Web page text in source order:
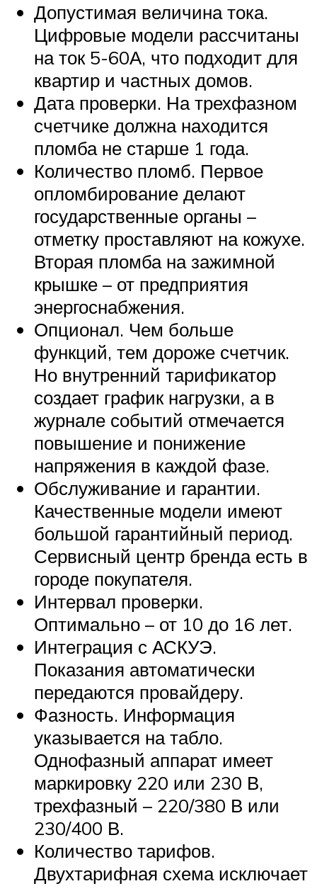
Допустимая величина тока.
Цифровые модели рассчитаны
на ток 5-60А, что подходит для
квартир и частных домов.
Дата проверки. На трехфазном
счетчике должна находится
пломба не старше 1 года.
Количество пломб. Первое
опломбирование делают
государственные органы –
отметку проставляют на кожухе.
Вторая пломба на зажимной
крышке – от предприятия
энергоснабжения.
Опционал. Чем больше
функций, тем дороже счетчик.
Но внутренний тарификатор
создает график нагрузки, а в
журнале событий отмечается
повышение и понижение
напряжения в каждой фазе.
Обслуживание и гарантии.
Качественные модели имеют
большой гарантийный период.
Сервисный центр бренда есть в
городе покупателя.
Интервал проверки.
Оптимально – от 10 до 16 лет.
Интеграция с АСКУЭ.
Показания автоматически
передаются провайдеру.
Фазность. Информация
указывается на табло.
Однофазный аппарат имеет
маркировку 220 или 230 В,
трехфазный – 220/380 В или
230/400 В.
Количество тарифов.
Двухтарифная схема исключает